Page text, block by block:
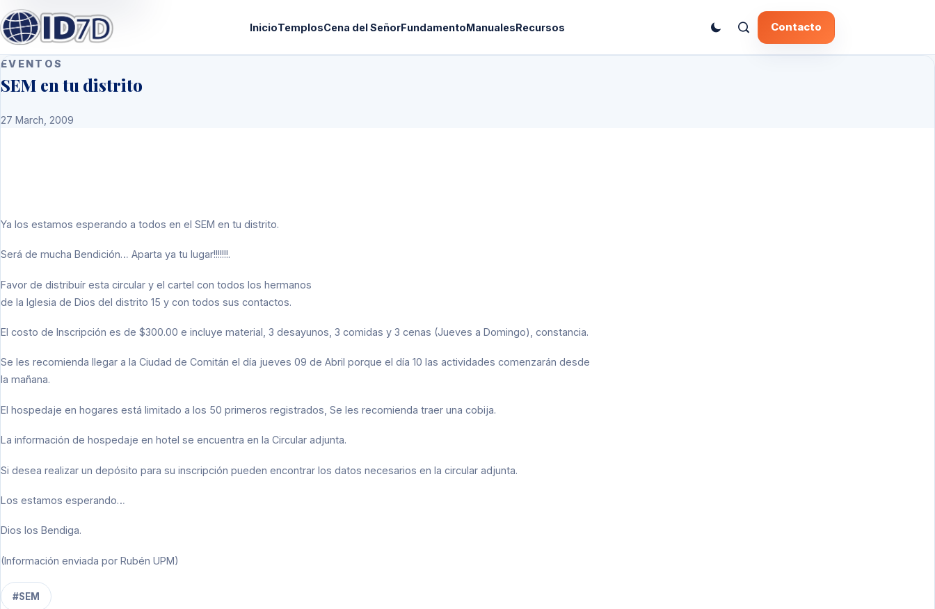
InicioTemplosCena del SeñorFundamentoManualesRecursos Contacto
EVENTOS
SEM en tu distrito
27 March, 2009
Ya los estamos esperando a todos en el SEM en tu distrito.
Será de mucha Bendición… Aparta ya tu lugar!!!!!!!.
Favor de distribuír esta circular y el cartel con todos los hermanos
de la Iglesia de Dios del distrito 15 y con todos sus contactos.
El costo de Inscripción es de $300.00 e incluye material, 3 desayunos, 3 comidas y 3 cenas (Jueves a Domingo), constancia.
Se les recomienda llegar a la Ciudad de Comitán el día jueves 09 de Abril porque el día 10 las actividades comenzarán desde
la mañana.
El hospedaje en hogares está limitado a los 50 primeros registrados, Se les recomienda traer una cobija.
La información de hospedaje en hotel se encuentra en la Circular adjunta.
Si desea realizar un depósito para su inscripción pueden encontrar los datos necesarios en la circular adjunta.
Los estamos esperando…
Dios los Bendiga.
(Información enviada por Rubén UPM)
#SEM